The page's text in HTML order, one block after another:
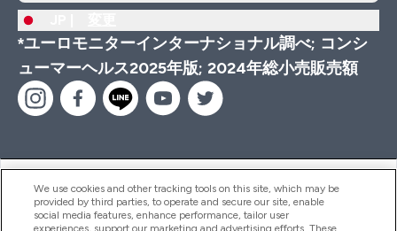
*ユーロモニターインターナショナル調べ; コンシ
ューマーヘルス2025年版; 2024年総小売販売額
ヘルプ＆ガイド
We use cookies and other tracking tools on this site, which may be
provided by third parties, to operate and secure our site, enable
social media features, enhance performance, tailor user
experiences, support our marketing and advertising efforts. These